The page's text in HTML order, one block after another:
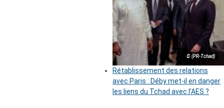
© (PR-Tchad)
Rétablissement des relations
avec Paris : Déby met-il en danger
les liens du Tchad avec l’AES ?